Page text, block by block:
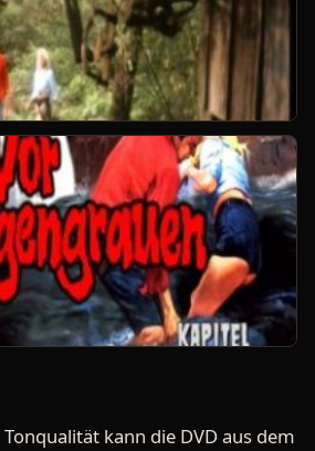
kann die DVD aus dem